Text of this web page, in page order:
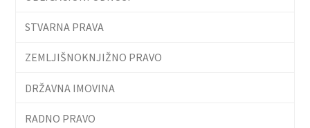
STVARNA PRAVA
ZEMLJIŠNOKNJIŽNO PRAVO
DRŽAVNA IMOVINA
RADNO PRAVO